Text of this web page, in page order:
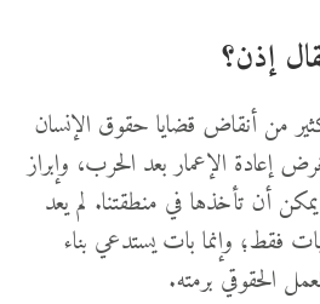
إذن؟
من أنقاض قضايا حقوق الإنسان
إعادة الإعمار بعد الحرب، وإبراز
يمكن أن تأخذها في منطقتنا. لم يعد
فقط؛ وإنما بات يستدعي بناء
الحقوقي برمته.